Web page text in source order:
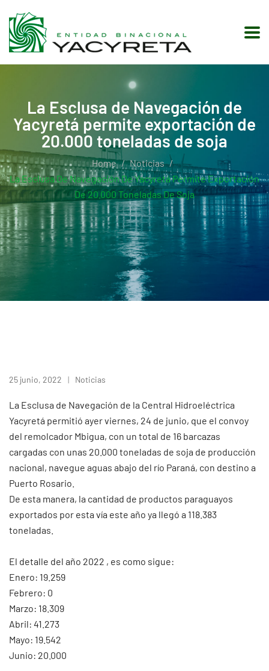
La Esclusa de Navegación de
Yacyretá permite exportación de
20.000 toneladas de soja
Home
Noticias
La Esclusa De Navegación De Yacyretá Permite Exportación
De 20.000 Toneladas De Soja
25 junio, 2022 Noticias
La Esclusa de Navegación de la Central Hidroeléctrica
Yacyretá permitió ayer viernes, 24 de junio, que el convoy
del remolcador Mbigua, con un total de 16 barcazas
cargadas con unas 20.000 toneladas de soja de producción
nacional, navegue aguas abajo del río Paraná, con destino a
Puerto Rosario.
De esta manera, la cantidad de productos paraguayos
exportados por esta vía este año ya llegó a 118.383
toneladas.
El detalle del año 2022 , es como sigue:
Enero: 19.259
Febrero: 0
Marzo: 18.309
Abril: 41.273
Mayo: 19.542
Junio: 20.000